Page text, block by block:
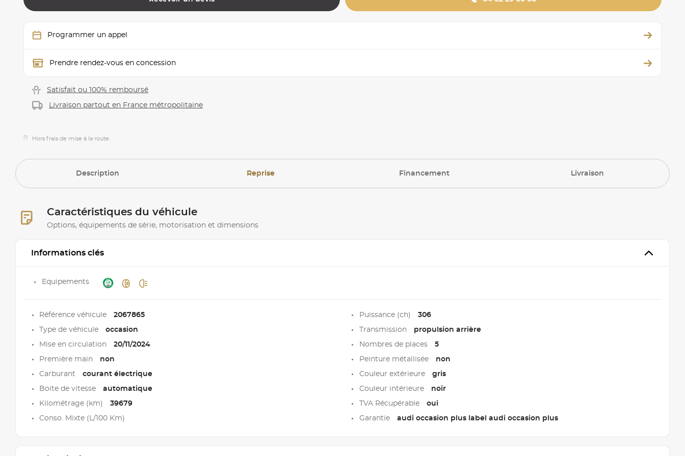
Programmer un appel
Prendre rendez-vous en concession
Satisfait ou 100% remboursé
Livraison partout en France métropolitaine
(1) Hors frais de mise à la route.
Description Reprise Financement Livraison
Caractéristiques du véhicule
Options, équipements de série, motorisation et dimensions
Informations clés
Equipements
Référence véhicule 2067865
Type de véhicule occasion
Mise en circulation 20/11/2024
Première main non
Carburant courant électrique
Boite de vitesse automatique
Kilométrage (km) 39679
Conso. Mixte (L/100 Km)
Puissance (ch) 306
Transmission propulsion arrière
Nombres de places 5
Peinture métallisée non
Couleur extérieure gris
Couleur intérieure noir
TVA Récupérable oui
Garantie audi occasion plus label audi occasion plus